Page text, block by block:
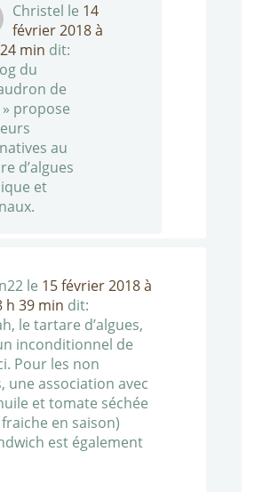
Christel le 14
février 2018 à
min dit:
du
de
» propose
au
d’algues
et
le 15 février 2018 à
h 39 min dit:
le tartare d’algues,
inconditionnel de
Pour les non
une association avec
et tomate séchée
en saison)
est également